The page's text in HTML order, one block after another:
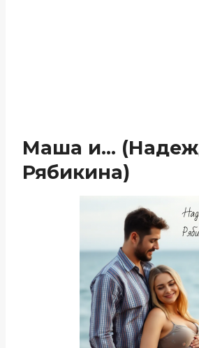
Маша и…
Рябикина)